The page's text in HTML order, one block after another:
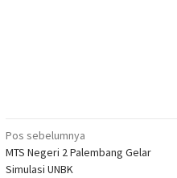
Navigasi
pos
Pos sebelumnya
MTS Negeri 2 Palembang Gelar
Simulasi UNBK